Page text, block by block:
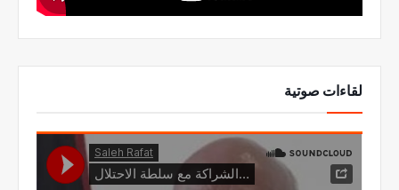
لقاءات صوتية